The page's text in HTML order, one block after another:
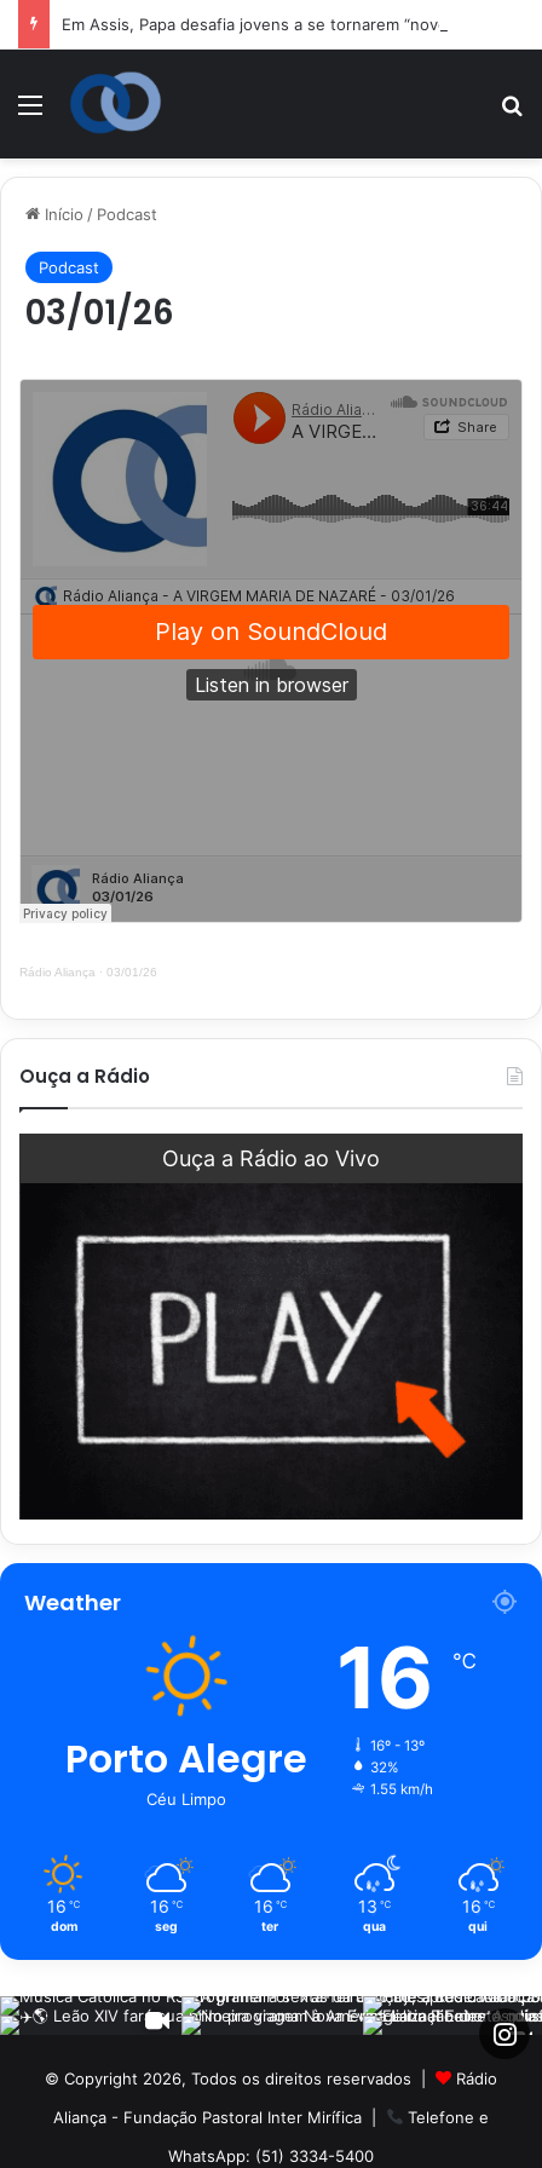
Menu
Início / Podcast
Podcast
03/01/26
Rádio Aliança · 03/01/26
Ouça a Rádio
Ouça a Rádio ao Vivo
Weather
Porto Alegre
Céu Limpo
16 ℃
16º - 13º
32%
1.55 km/h
16 ℃
dom
16 ℃
seg
16 ℃
ter
13 ℃
qua
16 ℃
qui
© Copyright 2026, Todos os direitos reservados |
Rádio
Aliança - Fundação Pastoral Inter Mirífica|
Telefone e
WhatsApp: (51) 3334-5400